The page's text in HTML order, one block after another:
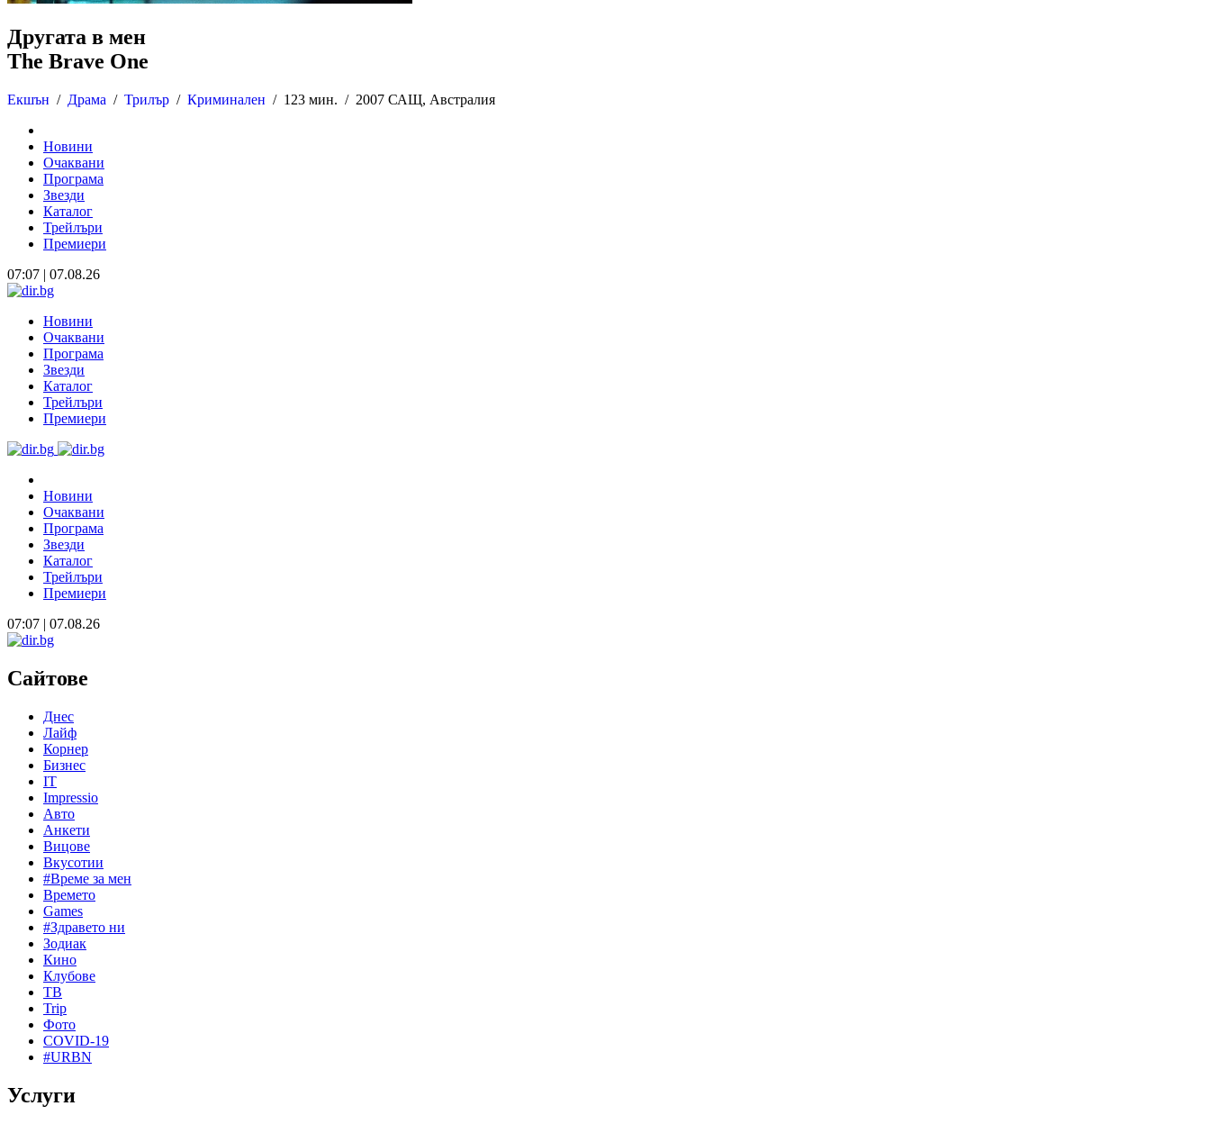
Другата в мен
The Brave One
Екшън / Драма / Трилър / Криминален / 123 мин. / 2007 САЩ, Австралия
Новини
Очаквани
Програма
Звезди
Каталог
Трейлъри
Премиери
07:07 | 07.08.26
Новини
Очаквани
Програма
Звезди
Каталог
Трейлъри
Премиери
Новини
Очаквани
Програма
Звезди
Каталог
Трейлъри
Премиери
07:07 | 07.08.26
Сайтове
Днес
Лайф
Корнер
Бизнес
IT
Impressio
Авто
Анкети
Вицове
Вкусотии
#Време за мен
Времето
Games
#Здравето ни
Зодиак
Кино
Клубове
ТВ
Trip
Фото
COVID-19
#URBN
Услуги